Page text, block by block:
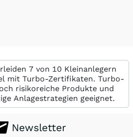
7 von 10 Kleinanlegern
mit Turbo-Zertifikaten. Turbo-
risikoreiche Produkte und
Anlagestrategien geeignet.
Newsletter